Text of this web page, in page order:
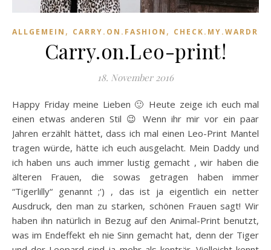
ALLGEMEIN , CARRY.ON.FASHION ,
Carry.on.Leo-print!
18. November 2016
Happy Friday meine Lieben 🙂 Heute zeige ich euch mal
einen etwas anderen Stil 😉 Wenn ihr mir vor ein paar
Jahren erzählt hättet, dass ich mal einen Leo-Print Mantel
tragen würde, hätte ich euch ausgelacht. Mein Daddy und
ich haben uns auch immer lustig gemacht , wir haben die
älteren Frauen, die sowas getragen haben immer
“Tigerlilly“ genannt ;‘) , das ist ja eigentlich ein netter
Ausdruck, den man zu starken, schönen Frauen sagt! Wir
haben ihn natürlich in Bezug auf den Animal-Print benutzt,
was im Endeffekt eh nie Sinn gemacht hat, denn der Tiger